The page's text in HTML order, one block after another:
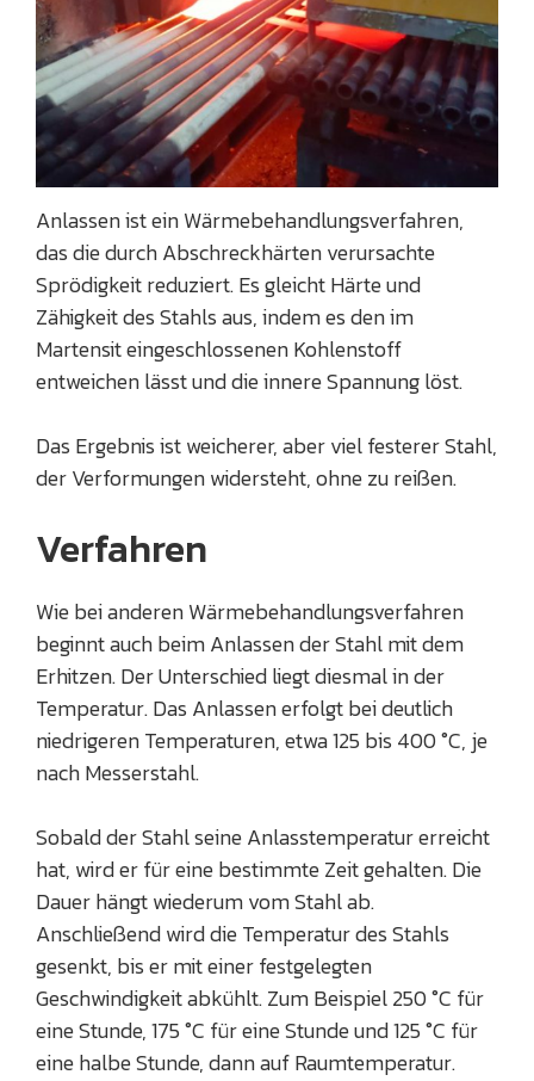
Anlassen ist ein Wärmebehandlungsverfahren,
das die durch Abschreckhärten verursachte
Sprödigkeit reduziert. Es gleicht Härte und
Zähigkeit des Stahls aus, indem es den im
Martensit eingeschlossenen Kohlenstoff
entweichen lässt und die innere Spannung löst.
Das Ergebnis ist weicherer, aber viel festerer Stahl,
der Verformungen widersteht, ohne zu reißen.
Verfahren
Wie bei anderen Wärmebehandlungsverfahren
beginnt auch beim Anlassen der Stahl mit dem
Erhitzen. Der Unterschied liegt diesmal in der
Temperatur. Das Anlassen erfolgt bei deutlich
niedrigeren Temperaturen, etwa 125 bis 400 °C, je
nach Messerstahl.
Sobald der Stahl seine Anlasstemperatur erreicht
hat, wird er für eine bestimmte Zeit gehalten. Die
Dauer hängt wiederum vom Stahl ab.
Anschließend wird die Temperatur des Stahls
gesenkt, bis er mit einer festgelegten
Geschwindigkeit abkühlt. Zum Beispiel 250 °C für
eine Stunde, 175 °C für eine Stunde und 125 °C für
eine halbe Stunde, dann auf Raumtemperatur.